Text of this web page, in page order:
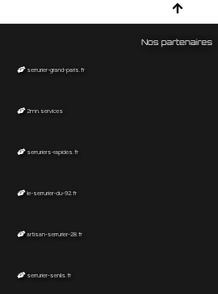
Nos partenaires
serrurier-grand-paris.fr
2mn.services
serruriers-rapides.fr
le-serrurier-du-92.fr
artisan-serrurier-28.fr
serrurier-senlis.fr